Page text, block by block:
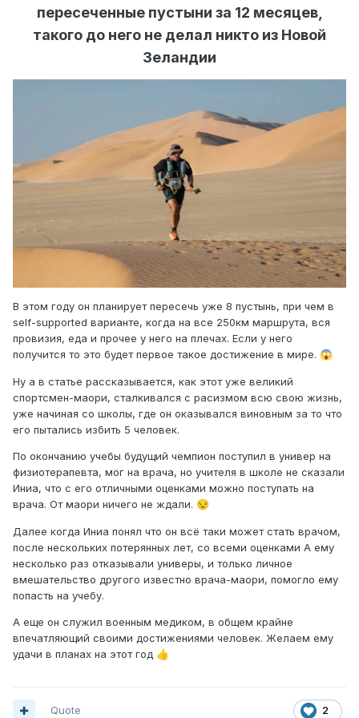
пересеченные пустыни за 12 месяцев,
такого до него не делал никто из Новой
Зеландии
В этом году он планирует пересечь уже 8 пустынь, при чем в
self-supported варианте, когда на все 250км маршрута, вся
провизия, еда и прочее у него на плечах. Если у него
получится то это будет первое такое достижение в мире. 😱
Ну а в статье рассказывается, как этот уже великий
спортсмен-маори, сталкивался с расизмом всю свою жизнь,
уже начиная со школы, где он оказывался виновным за то что
его пытались избить 5 человек.
По окончанию учебы будущий чемпион поступил в универ на
физиотерапевта, мог на врача, но учителя в школе не сказали
Иниа, что с его отличными оценками можно поступать на
врача. От маори ничего не ждали. 😒
Далее когда Иниа понял что он всё таки может стать врачом,
после нескольких потерянных лет, со всеми оценками А ему
несколько раз отказывали универы, и только личное
вмешательство другого известно врача-маори, помогло ему
попасть на учебу.
А еще он служил военным медиком, в общем крайне
впечатляющий своими достижениями человек. Желаем ему
удачи в планах на этот год 👍
2
Quote